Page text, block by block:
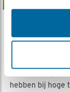
Wat doet
hebben bij hoge